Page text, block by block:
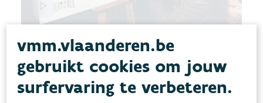
vmm.vlaanderen.be
gebruikt cookies om jouw
surfervaring te verbeteren.